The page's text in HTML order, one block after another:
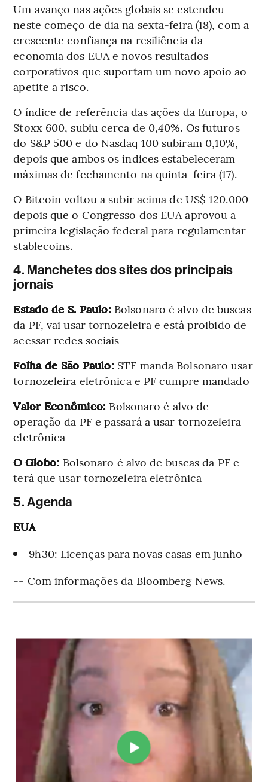
Um avanço nas ações globais se estendeu
neste começo de dia na sexta-feira (18), com a
crescente confiança na resiliência da
economia dos EUA e novos resultados
corporativos que suportam um novo apoio ao
apetite a risco.
O índice de referência das ações da Europa, o
Stoxx 600, subiu cerca de 0,40%. Os futuros
do S&P 500 e do Nasdaq 100 subiram 0,10%,
depois que ambos os índices estabeleceram
máximas de fechamento na quinta-feira (17).
O Bitcoin voltou a subir acima de US$ 120.000
depois que o Congresso dos EUA aprovou a
primeira legislação federal para regulamentar
stablecoins.
4. Manchetes dos sites dos principais
jornais
Estado de S. Paulo: Bolsonaro é alvo de buscas
da PF, vai usar tornozeleira e está proibido de
acessar redes sociais
Folha de São Paulo: STF manda Bolsonaro usar
tornozeleira eletrônica e PF cumpre mandado
Valor Econômico: Bolsonaro é alvo de
operação da PF e passará a usar tornozeleira
eletrônica
O Globo: Bolsonaro é alvo de buscas da PF e
terá que usar tornozeleira eletrônica
5. Agenda
EUA
9h30: Licenças para novas casas em junho
-- Com informações da Bloomberg News.